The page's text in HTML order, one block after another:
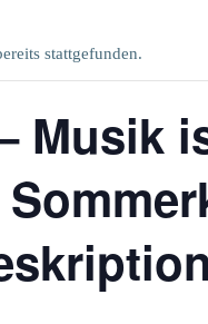
stattgefunden.
Musik